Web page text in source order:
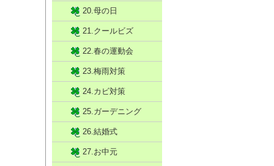
20.母の日
21.クールビズ
22.春の運動会
23.梅雨対策
24.カビ対策
25.ガーデニング
26.結婚式
27.お中元